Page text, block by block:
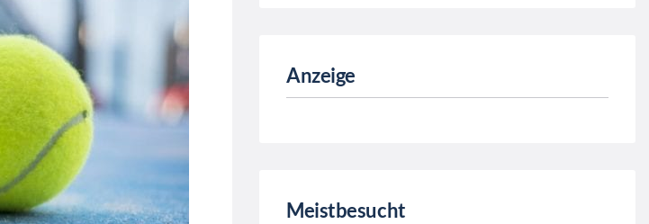
Anzeige
Meistbesucht